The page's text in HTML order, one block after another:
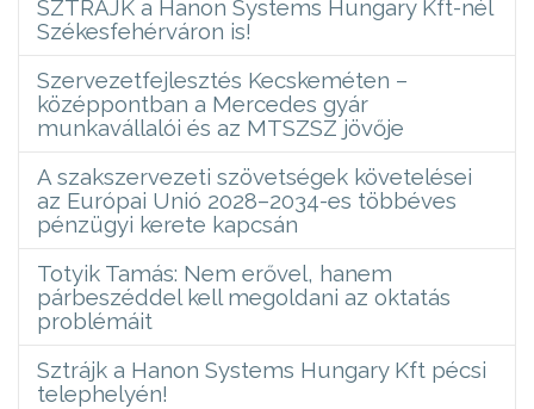
SZTRÁJK a Hanon Systems Hungary Kft-nél
Székesfehérváron is!
Szervezetfejlesztés Kecskeméten –
középpontban a Mercedes gyár
munkavállalói és az MTSZSZ jövője
A szakszervezeti szövetségek követelései
az Európai Unió 2028–2034-es többéves
pénzügyi kerete kapcsán
Totyik Tamás: Nem erővel, hanem
párbeszéddel kell megoldani az oktatás
problémáit
Sztrájk a Hanon Systems Hungary Kft pécsi
telephelyén!